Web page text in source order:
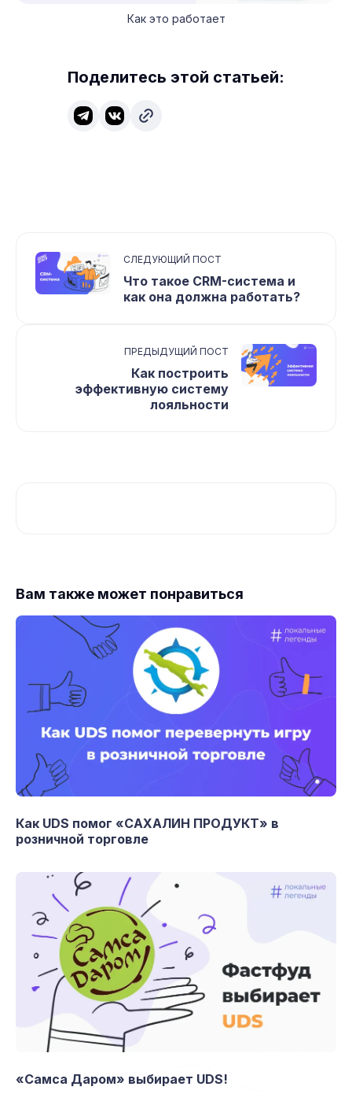
Как это работает
Поделитесь этой статьей:
СЛЕДУЮЩИЙ ПОСТ
Что такое CRM-система и
как она должна работать?
ПРЕДЫДУЩИЙ ПОСТ
Как построить
эффективную систему
лояльности
Вам также может понравиться
Как UDS помог «САХАЛИН ПРОДУКТ» в
розничной торговле
«Самса Даром» выбирает UDS!